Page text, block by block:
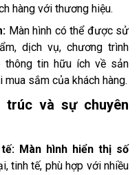
hàng với thương hiệu.
Màn hình có thể được sử
dịch vụ, chương trình
thông tin hữu ích về sản
sắm của khách hàng.
trúc và sự chuyên
Màn hình hiển thị số
tinh tế, phù hợp với nhiều